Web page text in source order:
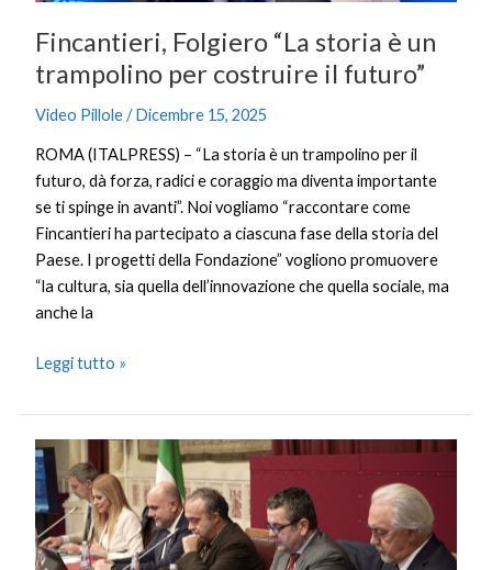
Fincantieri, Folgiero “La storia è un
trampolino per costruire il futuro”
Video Pillole/Dicembre 15, 2025
ROMA (ITALPRESS) – “La storia è un trampolino per il
futuro, dà forza, radici e coraggio ma diventa importante
se ti spinge in avanti”. Noi vogliamo “raccontare come
Fincantieri ha partecipato a ciascuna fase della storia del
Paese. I progetti della Fondazione” vogliono promuovere
“la cultura, sia quella dell’innovazione che quella sociale, ma
anche la
futuro”
Leggi tutto »
Cultura,
censiti
30
mila
beni